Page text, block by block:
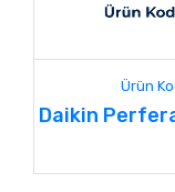
Ürün
Daikin